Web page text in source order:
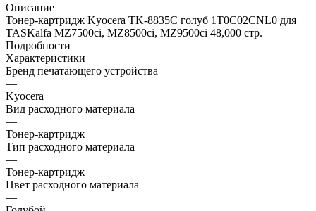
Описание
Тонер-картридж Kyocera TK-8835C голуб 1T0C02CNL0 для
TASKalfa MZ7500ci, MZ8500ci, MZ9500ci 48,000 стр.
Подробности
Характеристики
Бренд печатающего устройства
—
Kyocera
Вид расходного материала
—
Тонер-картридж
Тип расходного материала
—
Тонер-картридж
Цвет расходного материала
—